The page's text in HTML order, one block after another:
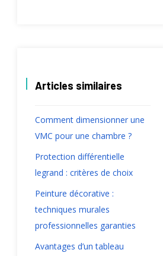
Articles similaires
Comment dimensionner une
VMC pour une chambre ?
Protection différentielle
legrand : critères de choix
Peinture décorative :
techniques murales
professionnelles garanties
Avantages d’un tableau